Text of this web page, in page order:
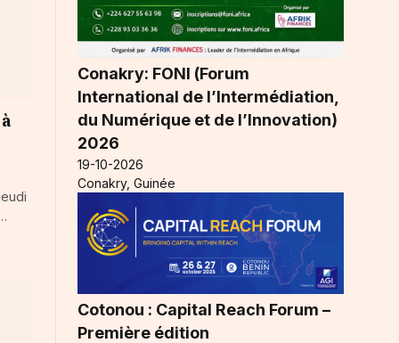
Conakry: FONI (Forum
International de l’Intermédiation,
du Numérique et de l’Innovation)
2026
19-10-2026
Conakry, Guinée
Cotonou : Capital Reach Forum –
Première édition